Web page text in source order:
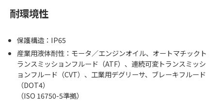
耐環境性
保護構造：IP65
産業用液体耐性：モータ／エンジンオイル、オートマチックト
ランスミッションフルード（ATF）、連続可変トランスミッシ
ョンフルード（CVT）、工業用デグリーサ、ブレーキフルード
（DOT4）
（ISO 16750-5準拠）